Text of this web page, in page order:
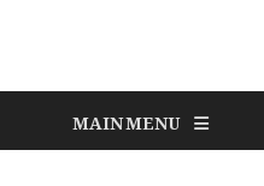
MAIN MENU